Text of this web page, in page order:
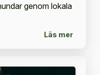
genom lokala
Läs mer